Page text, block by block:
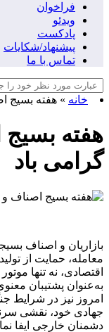
فراخوان
ویدئو
پادکست
پیشنهاد/شکایات
تماس با ما
خانه » هفته بسیج
هفته بسیج
گرامی باد
بازاریان و اصناف
معامله، حمایت از
اقتصادی، نه تنها
به‌عنوان پشتیبان
امروز نیز در شرایط
جهادی خود، نقشی
دشمنان خارجی ایفا